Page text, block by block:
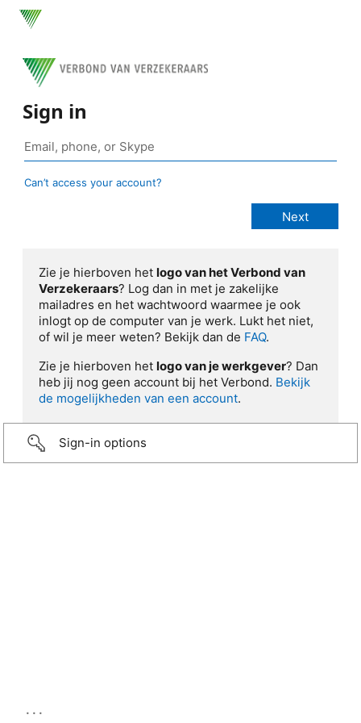
Sign in
Can’t access your account?
Zie je hierboven het logo van het Verbond van
Verzekeraars? Log dan in met je zakelijke
mailadres en het wachtwoord waarmee je ook
inlogt op de computer van je werk. Lukt het niet,
of wil je meer weten? Bekijk dan de FAQ.
Zie je hierboven het logo van je werkgever? Dan
heb jij nog geen account bij het Verbond. Bekijk
de mogelijkheden van een account.
Sign-in options
...